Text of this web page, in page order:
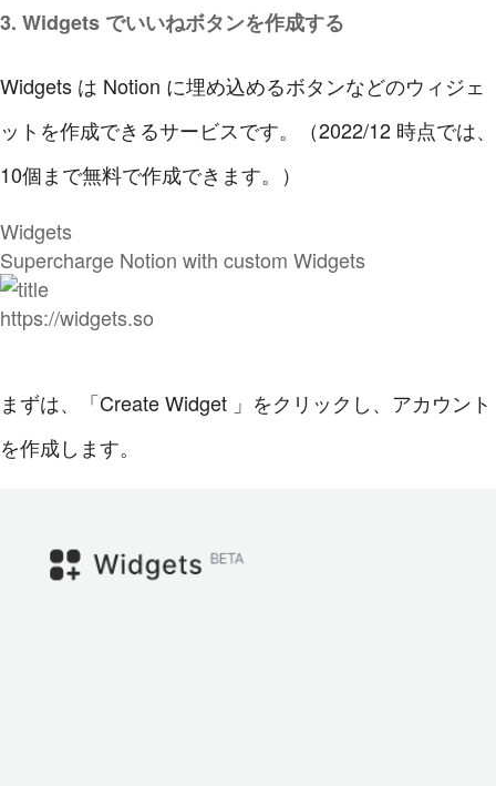
3. Widgets でいいねボタンを作成する
Widgets は Notion に埋め込めるボタンなどのウィジェ
ットを作成できるサービスです。（2022/12 時点では、
10個まで無料で作成できます。）
Widgets
Supercharge Notion with custom Widgets
https://widgets.so
まずは、「Create Widget 」をクリックし、アカウント
を作成します。